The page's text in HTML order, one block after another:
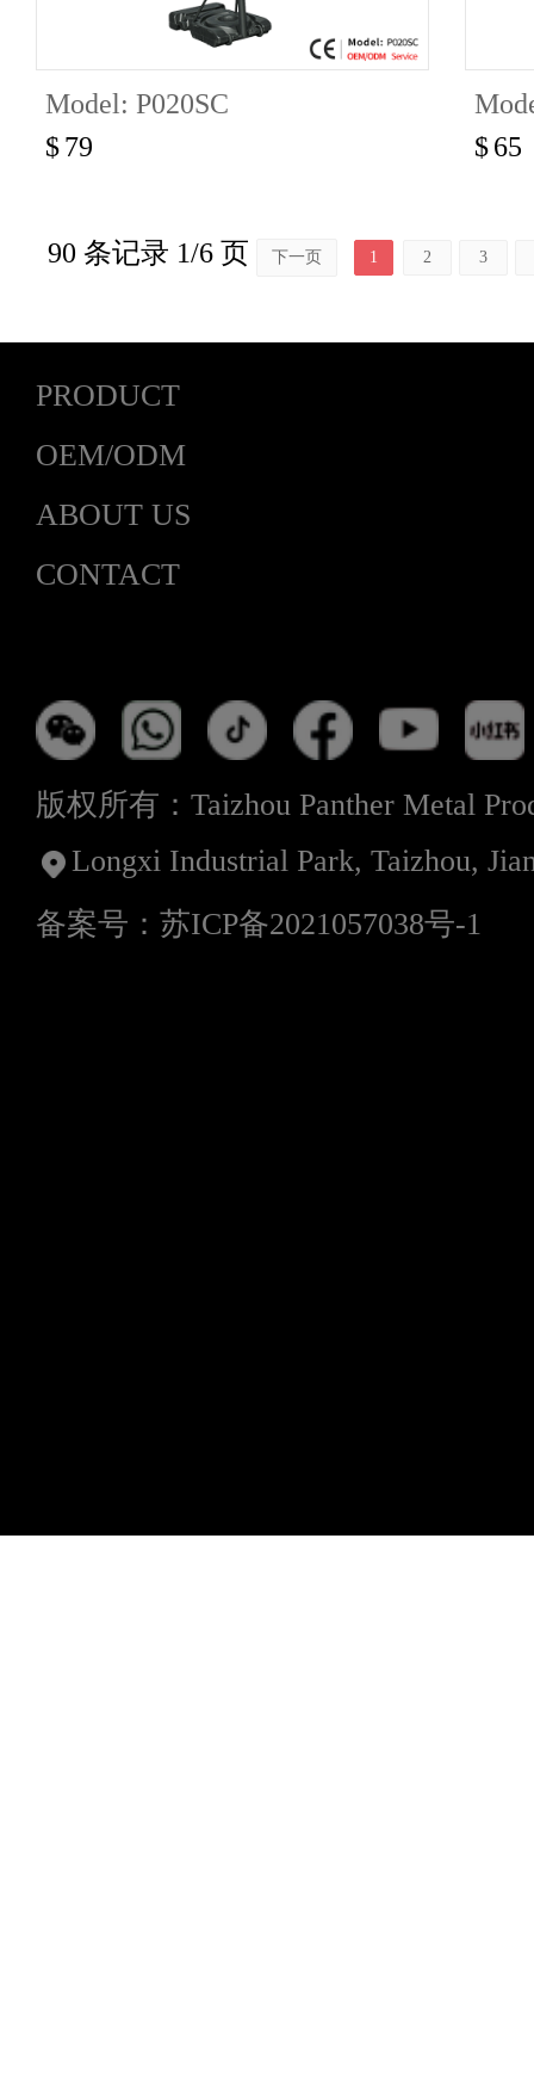
Model: P020SC
$79
$65
90 条记录 1/6 页 下一页 1 2 3
PRODUCT
OEM/ODM
ABOUT US
CONTACT
版权所有：Taizhou Panther Metal
Longxi Industrial Park, Taizhou,
备案号：苏ICP备2021057038号-1